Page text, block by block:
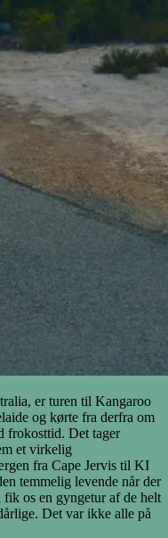
er turen til Kangaroo
og kørte fra derfra om
frokosttid. Det tager
et virkelig
fra Cape Jervis til KI
temmelig levende når der
os en gyngetur af de helt
Det var ikke alle på